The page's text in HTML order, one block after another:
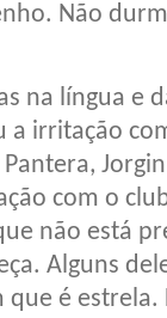
Não
na língua e
a irritação
com o
não está
Alguns
que é